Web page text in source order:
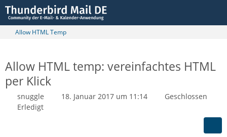
Allow HTML Temp
Allow HTML temp: vereinfachtes HTML
per Klick
snuggle 18. Januar 2017 um 11:14
Geschlossen
Erledigt